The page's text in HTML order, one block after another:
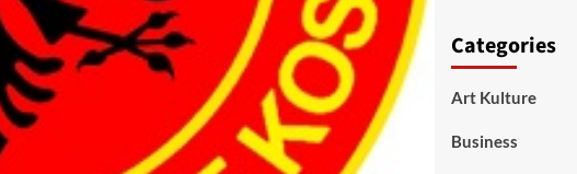
Categories
Art Kulture
Business